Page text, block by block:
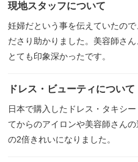
現地スタッフについて
妊婦だという事を伝えていたの
ださり助かりました。美容師さ
とても印象深かったです。
ドレス・ビューティについて
日本で購入したドレス・タキシ
てからのアイロンや美容師さん
の2倍きれいになりました。